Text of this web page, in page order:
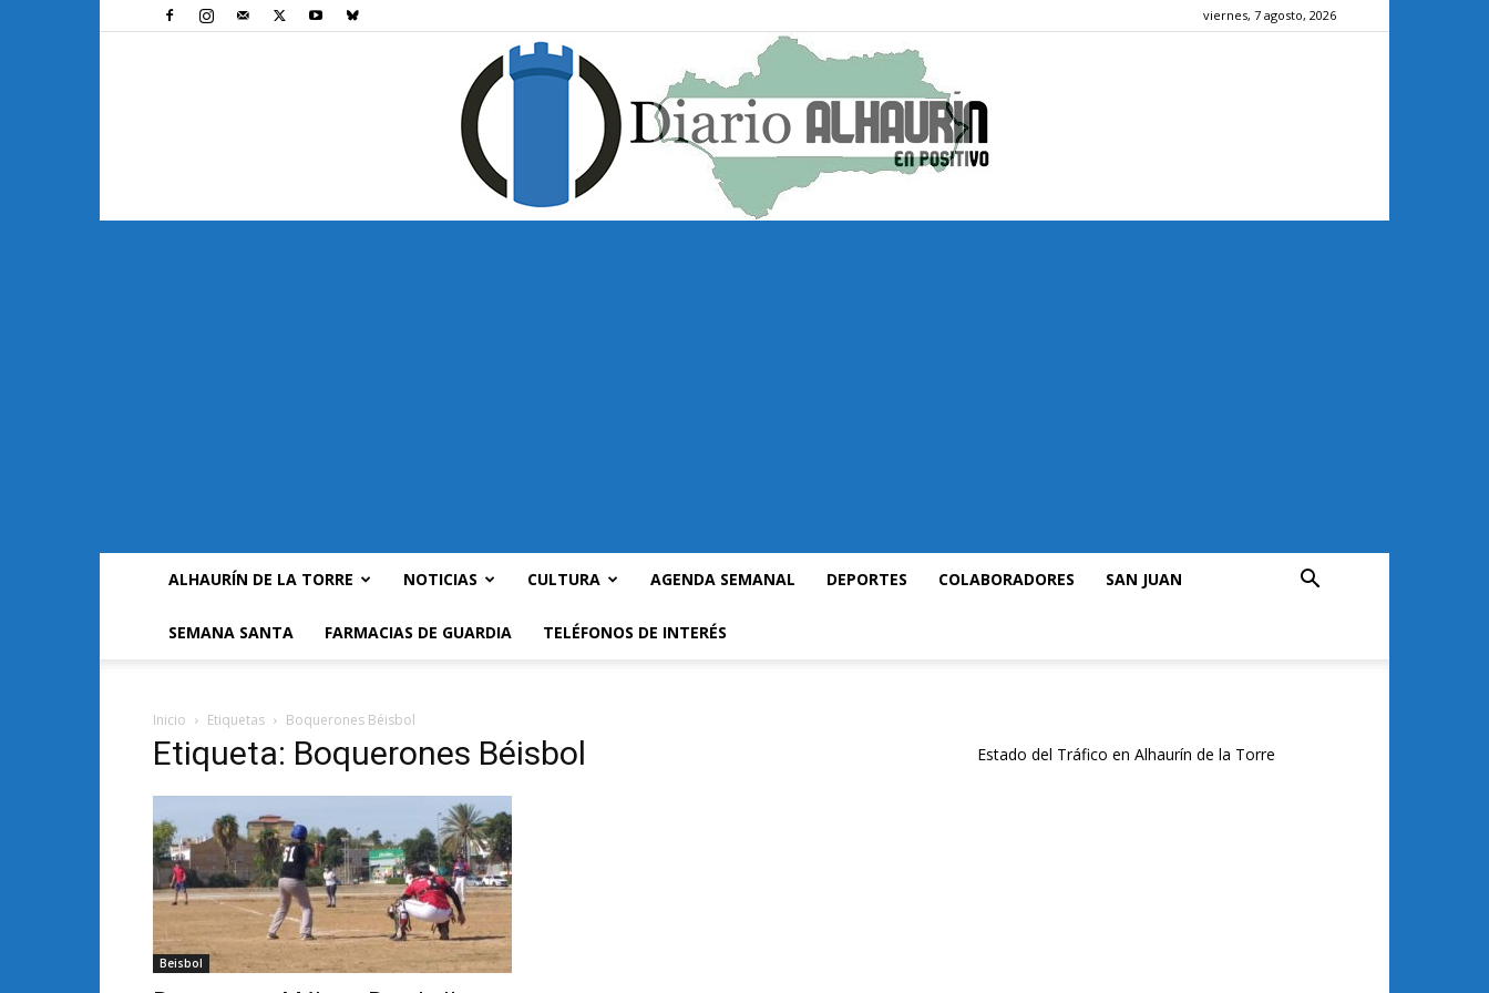
viernes, 7 agosto, 2026
ALHAURÍN DE LA TORRE NOTICIAS CULTURA AGENDA SEMANAL DEPORTES COLABORADORES SAN JUAN
SEMANA SANTA FARMACIAS DE GUARDIA TELÉFONOS DE INTERÉS
Inicio Etiquetas Boquerones Béisbol
Etiqueta: Boquerones Béisbol
Beisbol
Estado del Tráfico en Alhaurín de la Torre